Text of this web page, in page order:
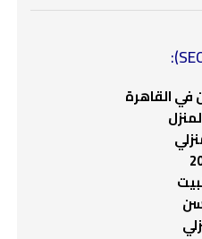
القاهرة